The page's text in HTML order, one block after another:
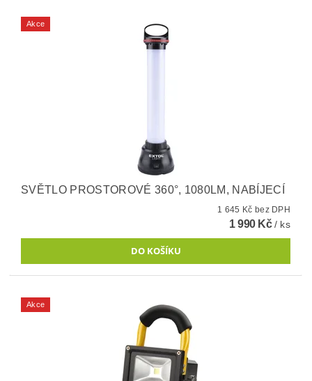
Akce
SVĚTLO PROSTOROVÉ 360°, 1080LM, NABÍJECÍ
1 645 Kč bez DPH
1 990 Kč/ ks
Akce